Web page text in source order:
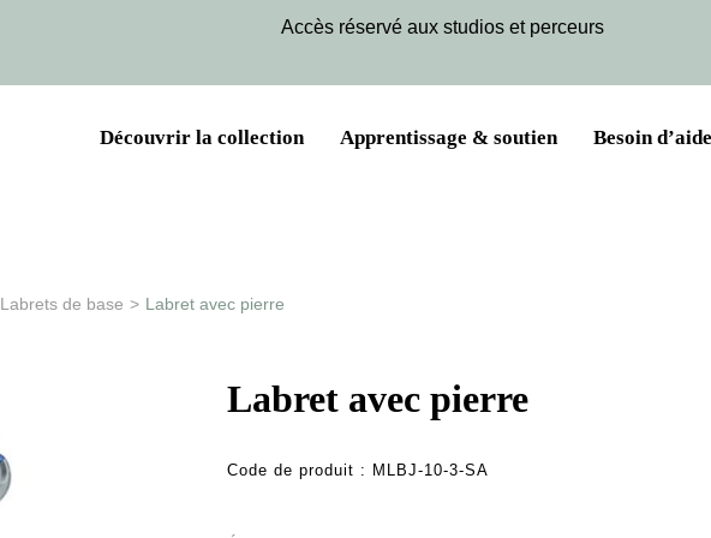
Accès réservé aux studios et perceurs
Découvrir la collection Apprentissage & soutien Besoin
Labrets de base > Labret avec pierre
Labret avec pierre
Code de produit : MLBJ-10-3-SA